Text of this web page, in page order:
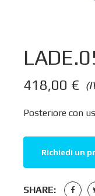
418,00 €
Posteriore con
Richiedi un
SHARE: